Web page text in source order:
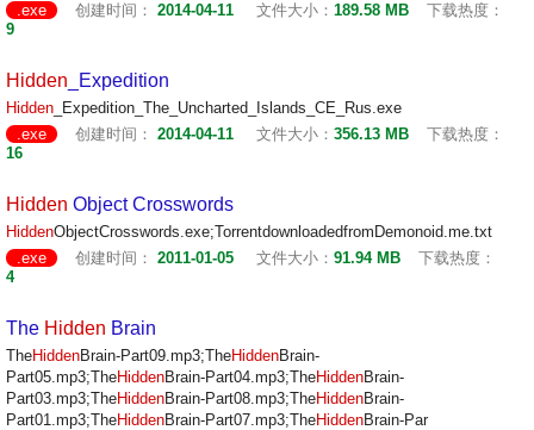
.exe
创建时间： 2014-04-11 文件大小： 189.58 MB
下载热度：
9
Hidden _Expedition
Hidden _Expedition_The_Uncharted_Islands_CE_Rus.exe
.exe
创建时间： 2014-04-11 文件大小： 356.13 MB
下载热度：
16
Hidden Object Crosswords
HiddenObjectCrosswords.exe;TorrentdownloadedfromDemonoid.me.txt
.exe
创建时间： 2011-01-05 文件大小： 91.94 MB
下载热度：
4
The Hidden Brain
TheHiddenBrain-Part09.mp3;TheHiddenBrain-
Part05.mp3;TheHiddenBrain-Part04.mp3;TheHiddenBrain-
Part03.mp3;TheHiddenBrain-Part08.mp3;TheHiddenBrain-
Part01.mp3;TheHiddenBrain-Part07.mp3;TheHiddenBrain-Par